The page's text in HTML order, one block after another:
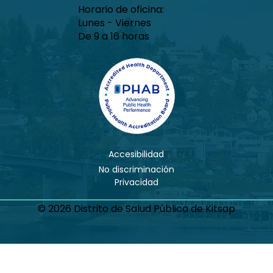
Horario de oficina:
Lunes - Viernes
De 9 a 16 horas
Accesibilidad
No discriminación
Privacidad
© 2026 Distrito de Salud Pública de Kitsap